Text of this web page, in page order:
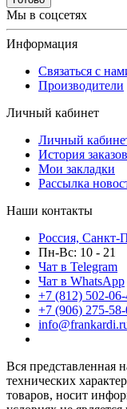
Мы в соцсетях
Информация
Связаться с
Производители
Личный кабинет
Личный
История заказов
Мои закладки
Рассылка
Наши контакты
Россия, Санкт-
Пн-Вс: 10 - 21
Чат в Telegram
Чат в WhatsApp
+7 (812) 502-06-
+7 (906) 275-
Вся представленная
технических
товаров, носит